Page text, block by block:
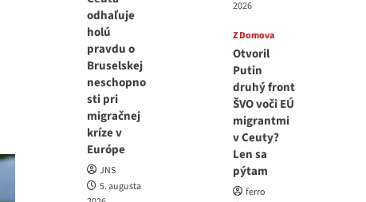
odhaľuje
holú
pravdu o
Bruselskej
neschopno
sti pri
migračnej
kríze v
Európe
JNS
5. augusta
2026
Z Domova
Otvoril
Putin
druhý front
ŠVO voči EÚ
migrantmi
v Ceuty?
Len sa
pýtam
ferro